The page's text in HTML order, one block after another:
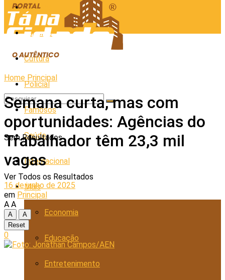
Cidades
Esporte
Cultura
Policial
Famosos
Saúde
Internacional
Mais
Economia
Educação
Entretenimento
Sem Resultados
Ver Todos os Resultados
Home Principal
Semana curta, mas com
oportunidades: Agências do
Trabalhador têm 23,3 mil
vagas
16 de junho de 2025
em Principal
A A
A
A
Reset
0